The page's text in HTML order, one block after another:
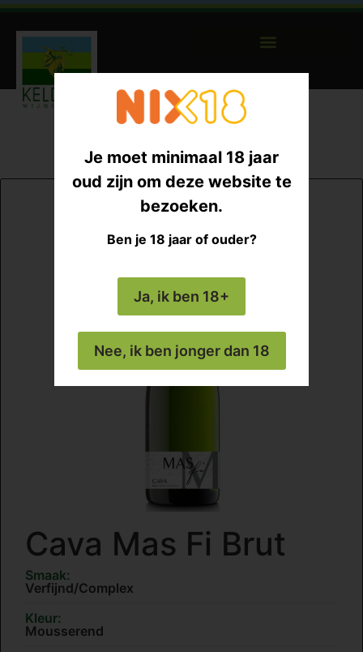
Je moet minimaal 18 jaar
oud zijn om deze website te
bezoeken.
Ben je 18 jaar of ouder?
Ja, ik ben 18+
Nee, ik ben jonger dan 18
Cava Mas Fi Brut
Smaak:
Verfijnd/Complex
Kleur:
Mousserend